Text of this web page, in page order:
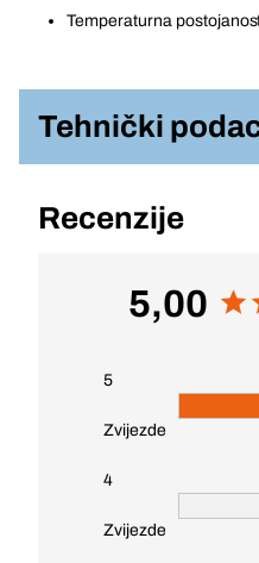
Temperaturna
Tehnički
Recenzije
5,00
5
Zvijezde
4
Zvijezde